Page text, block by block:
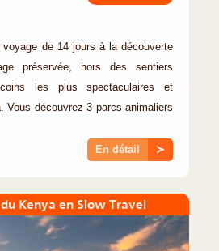
de 14 jours à la découverte
préservée, hors des sentiers
les plus spectaculaires et
Vous découvrez 3 parcs animaliers
En détail ≻
Kenya en Slow Travel